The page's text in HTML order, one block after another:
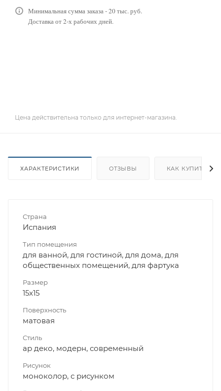
Минимальная сумма заказа - 20 тыс. руб.
Доставка от 2-х рабочих дней.
Цена действительна только для интернет-магазина.
ХАРАКТЕРИСТИКИ ОТЗЫВЫ КАК КУПИТЬ
Страна
Испания
Тип помещения
для ванной, для гостиной, для дома, для
общественных помещений, для фартука
Размер
15x15
Поверхность
матовая
Стиль
ар деко, модерн, современный
Рисунок
моноколор, с рисунком